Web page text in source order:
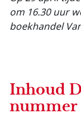
om 16.30 uur
boekhandel
Inhoud
nummer